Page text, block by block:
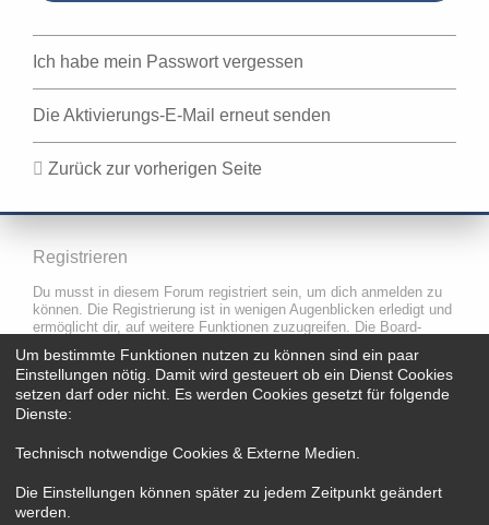
Ich habe mein Passwort vergessen
Die Aktivierungs-E-Mail erneut senden
Zurück zur vorherigen Seite
Registrieren
Du musst in diesem Forum registriert sein, um dich anmelden zu
können. Die Registrierung ist in wenigen Augenblicken erledigt und
ermöglicht dir, auf weitere Funktionen zuzugreifen. Die Board-
Berechtigungen zuweisen. Beachte bitte unsere
Nutzungsbedingungen und die verwandten Regelungen, bevor du
dich registrierst. Bitte beachte auch die jeweiligen Forenregeln,
wenn du dich in diesem Board bewegst.
Nutzungsbedingungen|Datenschutzerklärung
Um bestimmte Funktionen nutzen zu können sind ein paar
Einstellungen nötig. Damit wird gesteuert ob ein Dienst Cookies
setzen darf oder nicht. Es werden Cookies gesetzt für folgende
Dienste:
Technisch notwendige Cookies & Externe Medien
Die Einstellungen können später zu jedem Zeitpunkt geändert
werden.